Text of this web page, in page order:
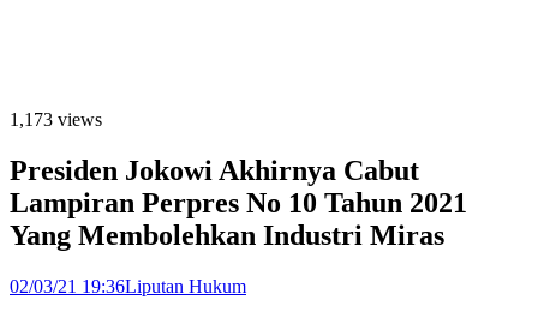
1,173 views
Presiden Jokowi Akhirnya Cabut
Lampiran Perpres No 10 Tahun 2021
Yang Membolehkan Industri Miras
02/03/21 19:36Liputan Hukum